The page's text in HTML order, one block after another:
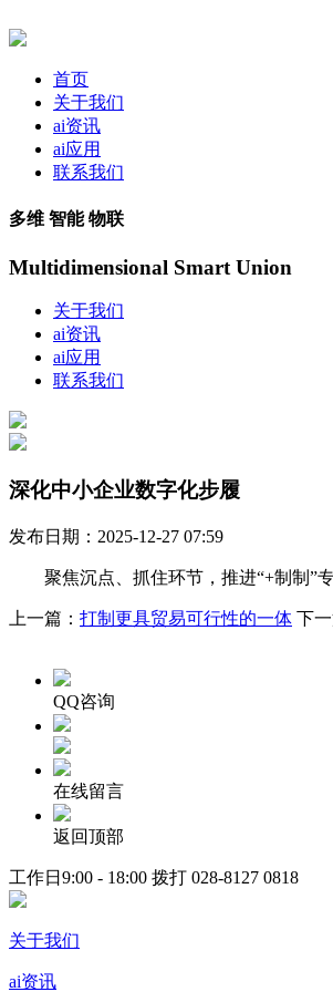
首页
关于我们
ai资讯
ai应用
联系我们
多维 智能 物联
Multidimensional Smart Union
关于我们
ai资讯
ai应用
联系我们
深化中小企业数字化步履
发布日期：2025-12-27 07:59
聚焦沉点、抓住环节，推进“+制制”专
上一篇： 打制更具贸易可行性的一体 下一
QQ咨询
在线留言
返回顶部
工作日9:00 - 18:00 拨打 028-8127 0818
关于我们
ai资讯